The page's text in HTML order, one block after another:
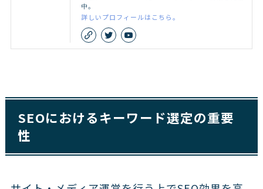
中。
詳しいプロフィールはこちら。
SEOにおけるキーワード選定の重要
性